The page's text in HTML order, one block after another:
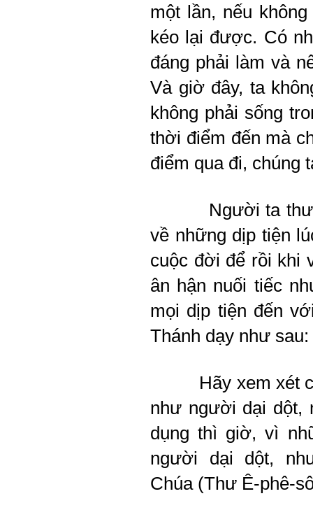
một lần, nếu
kéo lại được. Có
đáng phải làm và
Và giờ đây, ta
không phải sống
thời điểm đến mà
điểm qua đi, chúng
Người ta
về những dịp tiện
cuộc đời để rồi khi
ân hận nuối tiếc
mọi dịp tiện đến
Thánh dạy như sau:
Hãy xem xét
như người dại dột,
dụng thì giờ, vì
người dại dột,
Chúa (Thư Ê-phê-